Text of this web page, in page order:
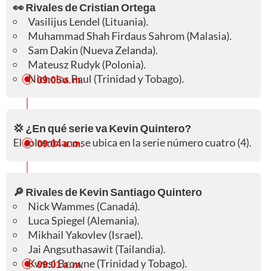
👀 Rivales de Cristian Ortega
Vasilijus Lendel (Lituania).
Muhammad Shah Firdaus Sahrom (Malasia).
Sam Dakin (Nueva Zelanda).
Mateusz Rudyk (Polonia).
Nicholas Paul (Trinidad y Tobago).
09:05 a. m.
💢 ¿En qué serie va Kevin Quintero?
El colombiano se ubica en la serie número cuatro (4).
09:04 a. m.
🔎 Rivales de Kevin Santiago Quintero
Nick Wammes (Canadá).
Luca Spiegel (Alemania).
Mikhail Yakovlev (Israel).
Jai Angsuthasawit (Tailandia).
Kwesi Browne (Trinidad y Tobago).
09:01 a. m.